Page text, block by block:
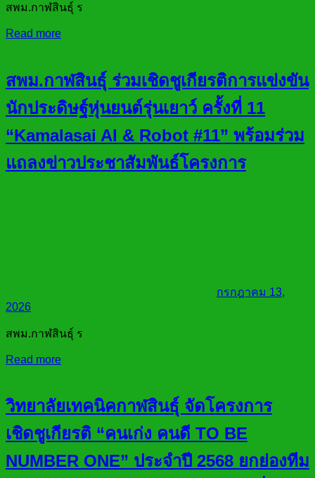
สพม.กาฬสินธุ์ ร
Read more
สพม.กาฬสินธุ์ ร่วมเชิดชูเกียรติการแข่งขัน
นักประดิษฐ์หุ่นยนต์รุ่นเยาว์ ครั้งที่ 11
“Kamalasai AI & Robot #11” พร้อมร่วม
แถลงข่าวประชาสัมพันธ์โครงการ
กรกฎาคม 13,
2026
สพม.กาฬสินธุ์ ร
Read more
วิทยาลัยเทคนิคกาฬสินธุ์ จัดโครงการ
เชิดชูเกียรติ “คนเก่ง คนดี TO BE
NUMBER ONE” ประจำปี 2568 ยกย่องทีม